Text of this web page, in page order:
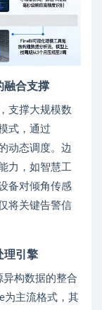
融合支撑
支撑大规模数
式，通过
动态调度。边
力，如智慧工
备对倾角传感
将关键告警信
理引擎
构数据的整合
为主流格式，其